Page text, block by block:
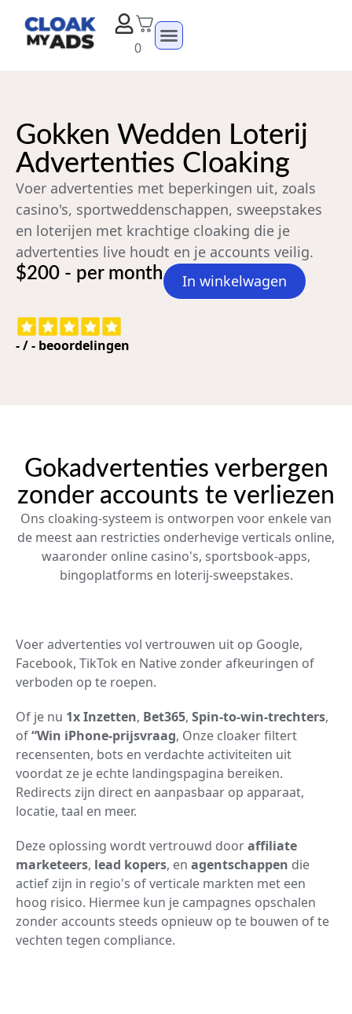
0
Gokken Wedden Loterij
Advertenties Cloaking
Voer advertenties met beperkingen uit, zoals
casino's, sportweddenschappen, sweepstakes
en loterijen met krachtige cloaking die je
advertenties live houdt en je accounts veilig.
$200 - per month
In winkelwagen
-/- beoordelingen
Gokadvertenties verbergen
zonder accounts te verliezen
Ons cloaking-systeem is ontworpen voor enkele van
de meest aan restricties onderhevige verticals online,
waaronder online casino's, sportsbook-apps,
bingoplatforms en loterij-sweepstakes.
Voer advertenties vol vertrouwen uit op Google,
Facebook, TikTok en Native zonder afkeuringen of
verboden op te roepen.
Of je nu 1x Inzetten, Bet365, Spin-to-win-trechters,
of“Win iPhone-prijsvraag, Onze cloaker filtert
recensenten, bots en verdachte activiteiten uit
voordat ze je echte landingspagina bereiken.
Redirects zijn direct en aanpasbaar op apparaat,
locatie, taal en meer.
Deze oplossing wordt vertrouwd dooraffiliate
marketeers, lead kopers, en agentschappen die
actief zijn in regio's of verticale markten met een
hoog risico. Hiermee kun je campagnes opschalen
zonder accounts steeds opnieuw op te bouwen of te
vechten tegen compliance.